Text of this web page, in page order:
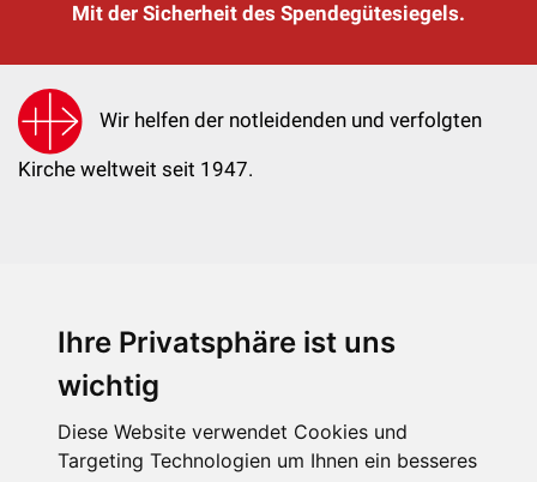
Ihre Privatsphäre ist uns
wichtig
Diese Website verwendet Cookies und
Targeting Technologien um Ihnen ein besseres
Mit der Sicherheit des Spendegütesiegels.
Wir helfen der notleidenden und verfolgten
Kirche weltweit seit 1947.
KIRCHE IN NOT - Österreich
kin@kircheinnot.at